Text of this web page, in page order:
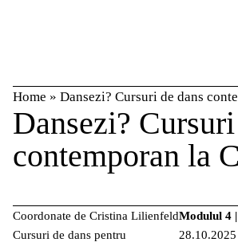
Home » Dansezi? Cursuri de dans
Dansezi?
contemporan la
Coordonate de Cristina Lilienfeld
Cursuri de dans pentru
Modulul 4 |
28.10.2025